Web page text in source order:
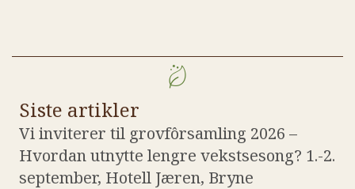
Nyheter
Siste artikler
Vi inviterer til grovfôrsamling 2026 –
Hvordan utnytte lengre vekstsesong? 1.-2.
september, Hotell Jæren, Bryne